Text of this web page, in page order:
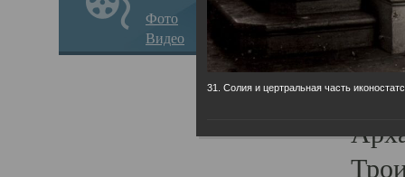
Фото
Видео
31. Солия и цертральная часть